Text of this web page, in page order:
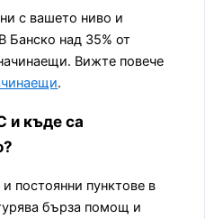
с вашето ниво и
Банско над 35% от
Вижте повече
.
и къде са
постоянни пунктове в
бърза помощ и